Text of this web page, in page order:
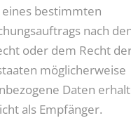
eines bestimmten
nach
oder dem Recht
möglicherweise
Daten
als Empfänger.